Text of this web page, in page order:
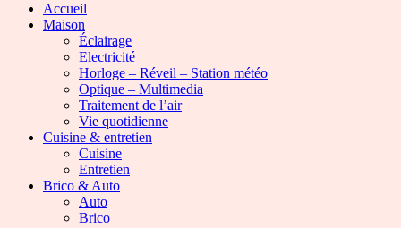
Accueil
Maison
Éclairage
Electricité
Horloge – Réveil – Station météo
Optique – Multimedia
Traitement de l’air
Vie quotidienne
Cuisine & entretien
Cuisine
Entretien
Brico & Auto
Auto
Brico